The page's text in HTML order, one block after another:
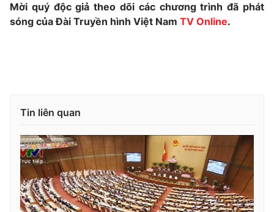
Cơ quan báo chí:
cấp ngày 29/12/2023
Tổng Biên tập:Vũ Thanh Thủy
Phó Tổng Biên tập:Nguyễn Thị Mỹ Hạnh, Phạm Quốc Thắng,
Nguyễn Trọng Ninh
Tổng đài VTV:024.38 355 931 - 024.38 355 932
Mời quý độc giả theo dõi các chương trình đã phát
sóng của Đài Truyền hình Việt Nam TV Online.
Tin liên quan